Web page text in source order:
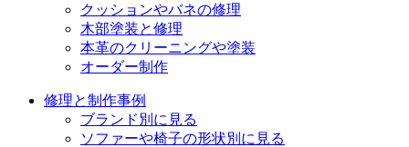
クッションやバネの修理
木部塗装と修理
本革のクリーニングや塗装
オーダー制作
修理と制作事例
ブランド別に見る
ソファーや椅子の形状別に見る